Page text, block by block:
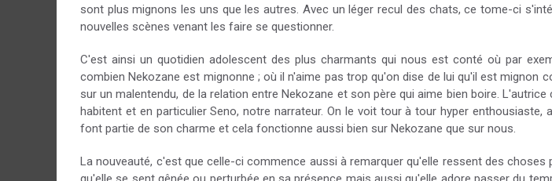
sont plus mignons les uns que les autres. Avec un léger recul des chats, ce tome-ci
nouvelles scènes venant les faire se questionner.
C'est ainsi un quotidien adolescent des plus charmants qui nous est conté où par
combien Nekozane est mignonne ; où il n'aime pas trop qu'on dise de lui qu'il est mignon
sur un malentendu, de la relation entre Nekozane et son père qui aime bien boire.
habitent et en particulier Seno, notre narrateur. On le voit tour à tour hyper
font partie de son charme et cela fonctionne aussi bien sur Nekozane que sur nous.
La nouveauté, c'est que celle-ci commence aussi à remarquer qu'elle ressent des